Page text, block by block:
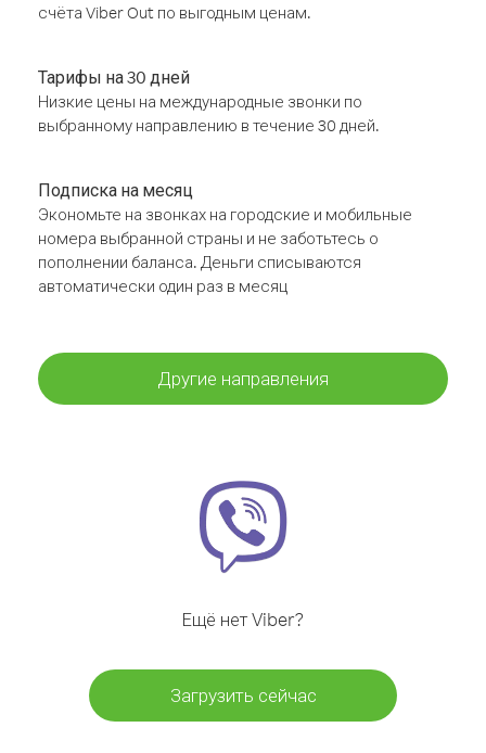
счёта Viber Out по выгодным ценам.
Тарифы на 30 дней
Низкие цены на международные звонки по
выбранному направлению в течение 30 дней.
Подписка на месяц
Экономьте на звонках на городские и мобильные
номера выбранной страны и не заботьтесь о
пополнении баланса. Деньги списываются
автоматически один раз в месяц
Другие направления
Ещё нет Viber?
Загрузить сейчас